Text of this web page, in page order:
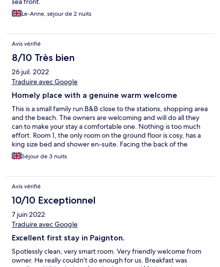
Le-Anne, séjour de 2 nuits
Avis vérifié
8/10 Très bien
26 juil. 2022
Traduire avec Google
Homely place with a genuine warm welcome
This is a small family run B&B close to the stations, shopping area
and the beach. The owners are welcoming and will do all they
can to make your stay a comfortable one. Nothing is too much
effort. Room 1, the only room on the ground floor is cosy, has a
king size bed and shower en-suite. Facing the back of the
building it does not have a view but it’s quite. Perfect if you have
mobility issues. Room 4 has a double four poster bed, shower
noisy. Beds are very comfortable with medium/firm support.
There is a small fridge in the living room that can be used by
guest.
Séjour de 3 nuits
Avis vérifié
10/10 Exceptionnel
7 juin 2022
Traduire avec Google
Excellent first stay in Paignton.
Spotlessly clean, very smart room. Very friendly welcome from
owner. He really couldn’t do enough for us. Breakfast was